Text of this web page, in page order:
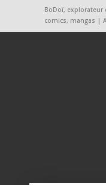
BoDoï, explorateur
comics, mangas |